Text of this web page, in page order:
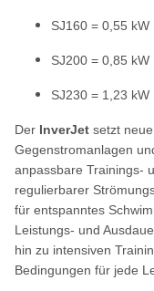
SJ160 = 0,55 kW
SJ200 = 0,85 kW
SJ230 = 1,23 kW
Der InverJet setzt
Gegenstromanlagen
anpassbare Trainings-
regulierbarer
für entspanntes
Leistungs- und
hin zu intensiven
Bedingungen für jede